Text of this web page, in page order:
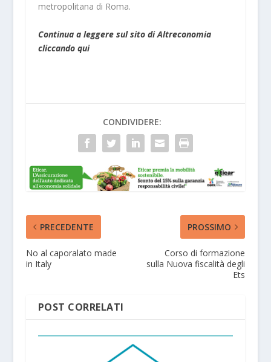
metropolitana di Roma.
Continua a leggere sul sito di Altreconomia
cliccando qui
CONDIVIDERE:
PRECEDENTE
No al caporalato made
in Italy
PROSSIMO
Corso di formazione
sulla Nuova fiscalità degli
Ets
POST CORRELATI